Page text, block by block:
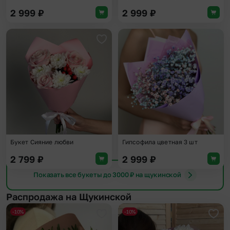
2 999 ₽ 2 999 ₽
Добавить в избранное
Букет Сияние любви
2 799 ₽
Гипсофила цветная 3 шт
2 999 ₽
Показать все букеты до 3000 ₽ на щукинской
Распродажа на Щукинской
Добавить в избранное
-10% -10%